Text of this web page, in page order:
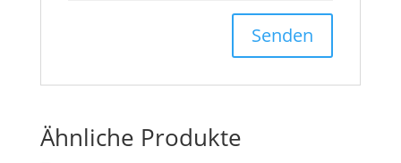
Ähnliche Produkte